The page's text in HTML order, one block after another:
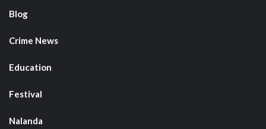
Blog
Crime News
Education
Festival
Nalanda